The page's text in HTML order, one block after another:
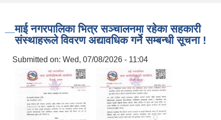
माई नगरपालिका भित्र सञ्चालनमा रहेका सहकारी
संस्थाहरूले विवरण अद्यावधिक गर्ने सम्बन्धी सूचना !
Submitted on: Wed, 07/08/2026 - 11:04